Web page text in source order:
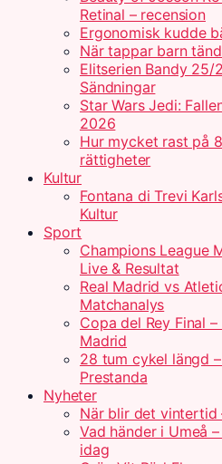
Retinal – recension
Ergonomisk kudde
När tappar barn
Elitserien Bandy 25/
Sändningar
Star Wars Jedi:
2026
Hur mycket rast på
rättigheter
Kultur
Fontana di Trevi
Kultur
Sport
Champions League
Live & Resultat
Real Madrid vs
Matchanalys
Copa del Rey Final
Madrid
28 tum cykel längd
Prestanda
Nyheter
När blir det vintertid
Vad händer i Umeå
idag